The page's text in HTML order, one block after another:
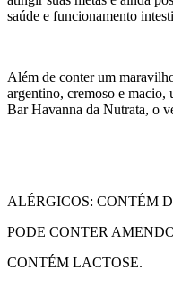
saúde e funcionamento
Além de conter um
argentino, cremoso e
Bar Havanna da Nutrata, o
ALÉRGICOS: CONTÉM
PODE CONTER
CONTÉM LACTOSE.